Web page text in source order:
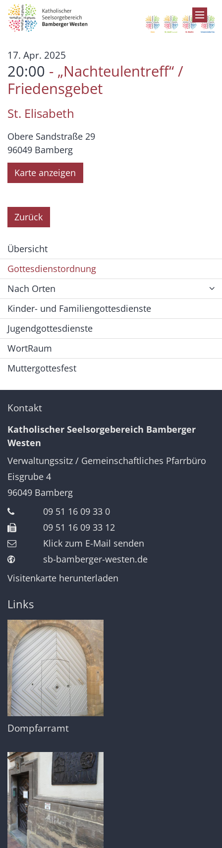
Zum Inhalt springen
17. Apr. 2025
20:00
„Nachteulentreff“ /
Friedensgebet
St. Elisabeth
Obere Sandstraße 29
96049 Bamberg
Karte anzeigen
Zurück
Übersicht
Gottesdienstordnung
Nach Orten
Kinder- und Familiengottesdienste
Jugendgottesdienste
WortRaum
Muttergottesfest
Kontakt
Katholischer Seelsorgebereich Bamberger
Westen
Verwaltungssitz / Gemeinschaftliches Pfarrbüro
Eisgrube 4
96049 Bamberg
09 51 16 09 33 0
09 51 16 09 33 12
Klick zum E-Mail senden
sb-bamberger-westen.de
Visitenkarte herunterladen
Links
Dompfarramt